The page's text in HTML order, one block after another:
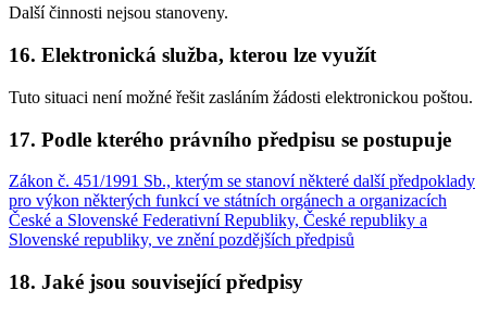
Další činnosti nejsou stanoveny.
16. Elektronická služba, kterou lze využít
Tuto situaci není možné řešit zasláním žádosti elektronickou poštou.
17. Podle kterého právního předpisu se postupuje
Zákon č. 451/1991 Sb., kterým se stanoví některé další předpoklady
pro výkon některých funkcí ve státních orgánech a organizacích
České a Slovenské Federativní Republiky, České republiky a
Slovenské republiky, ve znění pozdějších předpisů
18. Jaké jsou související předpisy